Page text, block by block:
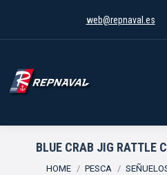
web@repnaval.es
BLUE CRAB JIG RATTLE
You are here:
HOME PESCA